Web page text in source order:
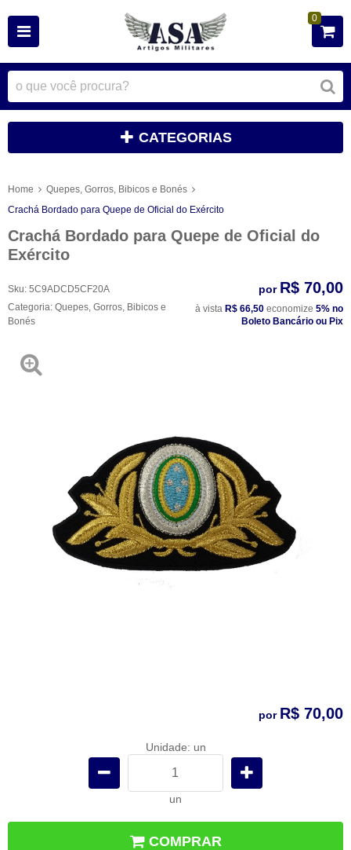
0
CATEGORIAS
Home
Quepes, Gorros, Bibicos e Bonés
Crachá Bordado para Quepe de Oficial do Exército
Crachá Bordado para Quepe de Oficial do
Exército
Sku: 5C9ADCD5CF20A
Categoria: Quepes, Gorros, Bibicos e
Bonés
por R$ 70,00
à vista R$ 66,50 economize 5% no
Boleto Bancário ou Pix
por R$ 70,00
Unidade: un
un
COMPRAR